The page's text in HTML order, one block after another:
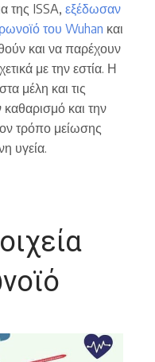
της ISSA, εξέδωσαν
του Wuhan και
και να παρέχουν
με την εστία. Η
μέλη και τις
καθαρισμό και την
τρόπο μείωσης
υγεία.